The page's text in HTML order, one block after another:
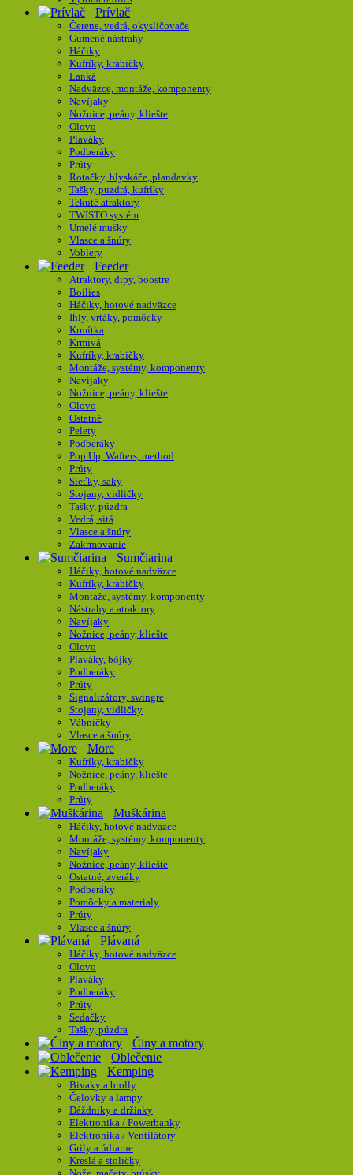
Prívlač
Čerene, vedrá, okysličovače
Gumené nástrahy
Háčiky
Kufríky, krabičky
Lanká
Nadväzce, montáže, komponenty
Navíjaky
Nožnice, peány, kliešte
Olovo
Plaváky
Podberáky
Prúty
Rotačky, blyskáče, plandavky
Tašky, puzdrá, kufríky
Tekuté atraktory
TWISTO systém
Umelé mušky
Vlasce a šnúry
Voblery
Feeder
Atraktory, dipy, boostre
Boilies
Háčiky, hotové nadväzce
Ihly, vrtáky, pomôcky
Krmítka
Krmivá
Kufríky, krabičky
Montáže, systémy, komponenty
Navíjaky
Nožnice, peány, kliešte
Olovo
Ostatné
Pelety
Podberáky
Pop Up, Wafters, method
Prúty
Sieťky, saky
Stojany, vidličky
Tašky, púzdra
Vedrá, sitá
Vlasce a šnúry
Zakrmovanie
Sumčiarina
Háčiky, hotové nadväzce
Kufríky, krabičky
Montáže, systémy, komponenty
Nástrahy a atraktory
Navíjaky
Nožnice, peány, kliešte
Olovo
Plaváky, bójky
Podberáky
Prúty
Signalizátory, swingre
Stojany, vidličky
Vábničky
Vlasce a šnúry
More
Kufríky, krabičky
Nožnice, peány, kliešte
Podberáky
Prúty
Muškárina
Háčiky, hotové nadväzce
Montáže, systémy, komponenty
Navíjaky
Nožnice, peány, kliešte
Ostatné, zveráky
Podberáky
Pomôcky a materialy
Prúty
Vlasce a šnúry
Plávaná
Háčiky, hotové nadväzce
Olovo
Plaváky
Podberáky
Prúty
Sedačky
Tašky, púzdra
Člny a motory
Oblečenie
Kemping
Bivaky a brolly
Čelovky a lampy
Dáždniky a držiaky
Elektronika / Powerbanky
Elektronika / Ventilátory
Grily a údiarne
Kreslá a stoličky